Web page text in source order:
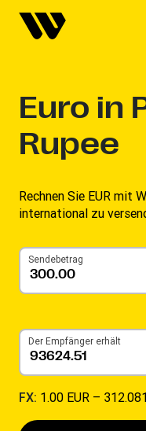
Euro in
Rupee
Rechnen Sie EUR mit
international zu
Sendebetrag
Der Empfänger erhält
FX: 1.00 EUR –